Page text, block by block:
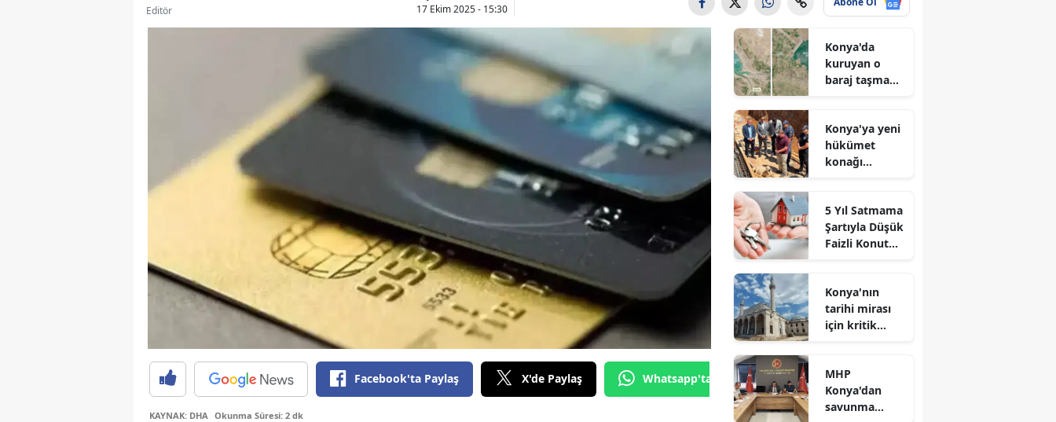
Bolu
Burdur
Bursa
Çanakkale
Çankırı
Çorum
Denizli
Edirne
Elazığ
Erzincan
Erzurum
Editör
17 Ekim 2025 - 15:30
Facebook'ta Paylaş X'de Paylaş Whatsapp'tan Gönder
KAYNAK: DHA Okunma Süresi: 2 dk
Konya'da
kuruyan o
baraj taşma
Konya'ya yeni
hükümet
konağı
5 Yıl Satmama
Şartıyla Düşük
Faizli Konut
Konya'nın
tarihi mirası
için kritik
açıklandı
MHP
Konya'dan
savunma